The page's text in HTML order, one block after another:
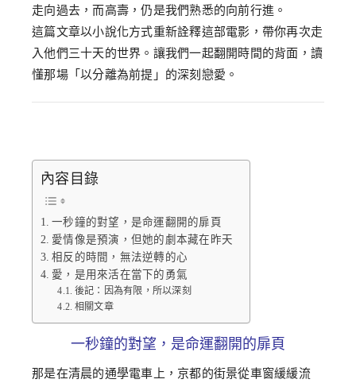
走向過去，而高壽，仍是我們熟悉的向前行進。
這篇文章以小說化方式重新詮釋這部電影，帶你再次走
入他們三十天的世界。讓我們一起翻開時間的背面，讀
懂那場「以分離為前提」的深刻戀愛。
內容目錄
一秒鐘的對望，是命運翻開的扉頁
愛情像是預演，但她的劇本藏在昨天
相反的時間，無法逆轉的心
愛，是用來活在當下的勇氣
後記：因為有限，所以深刻
相關文章
一秒鐘的對望，是命運翻開的扉頁
那是在清晨的通學電車上，京都的街景從車窗緩緩流